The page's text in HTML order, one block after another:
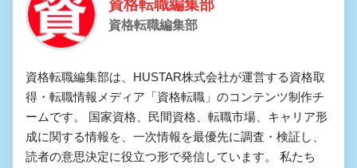
資格転職編集部
資格転職編集部
資格転職編集部は、HUSTAR株式会社が運営する資格取
得・転職情報メディア「資格転職」のコンテンツ制作チ
ームです。 国家資格、民間資格、転職市場、キャリア形
成に関する情報を、一次情報を最優先に調査・検証し、
読者の意思決定に役立つ形で発信しています。 私たち